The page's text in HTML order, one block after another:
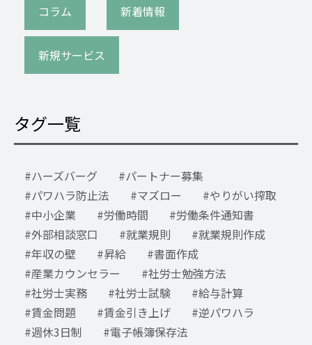
コラム 新着情報
新規サービス
タグ一覧
ハーズバーグ
パートナー募集
パワハラ防止法
マズロー
やりがい搾取
中小企業
労働時間
労働条件通知書
外部相談窓口
就業規則
就業規則作成
年収の壁
昇給
書面作成
産業カウンセラー
社労士勉強方法
社労士実務
社労士試験
給与計算
賃金問題
賃金引き上げ
逆パワハラ
週休3日制
電子帳簿保存法